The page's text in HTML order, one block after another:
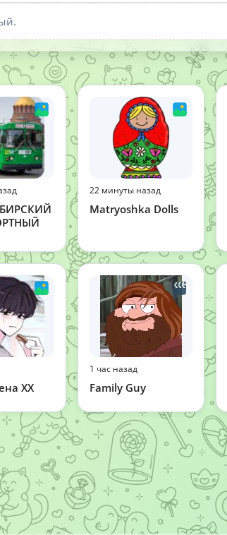
22 минуты назад
Matryoshka Dolls
ХХ
1 час назад
Family Guy